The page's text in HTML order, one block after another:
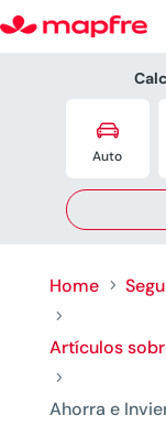

Auto
Home 5
5
Artículos
5
Ahorra e